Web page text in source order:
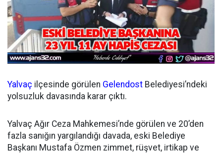
Yalvaç ilçesinde görülen Gelendost Belediyesi’ndeki
yolsuzluk davasında karar çıktı.
Yalvaç Ağır Ceza Mahkemesi’nde görülen ve 20’den
fazla sanığın yargılandığı davada, eski Belediye
Başkanı Mustafa Özmen zimmet, rüşvet, irtikap ve